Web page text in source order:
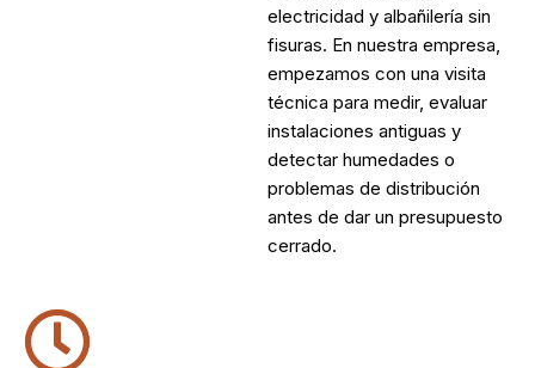
electricidad y albañilería sin
fisuras. En nuestra empresa,
empezamos con una visita
técnica para medir, evaluar
instalaciones antiguas y
detectar humedades o
problemas de distribución
antes de dar un presupuesto
cerrado.